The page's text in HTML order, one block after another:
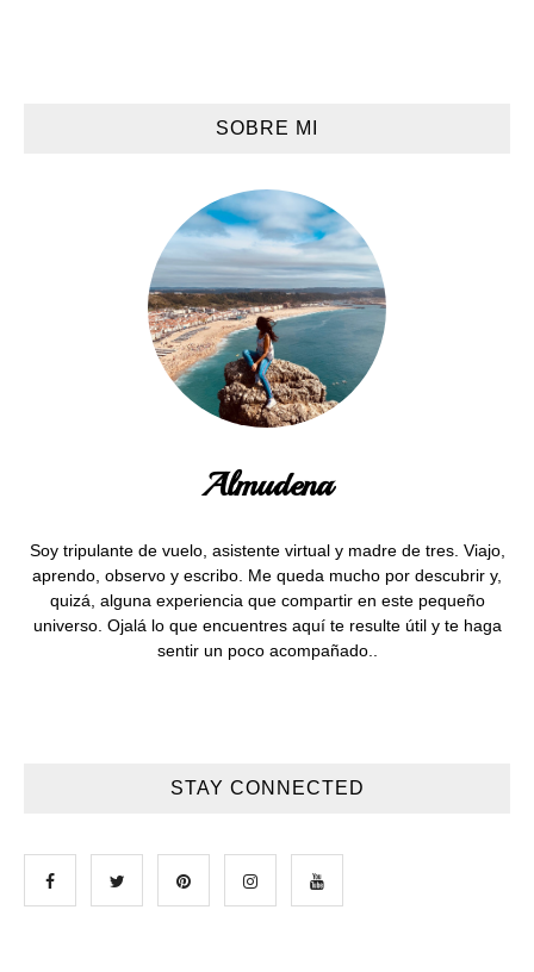
SOBRE MI
Almudena
Soy tripulante de vuelo, asistente virtual y madre de tres. Viajo,
aprendo, observo y escribo. Me queda mucho por descubrir y,
quizá, alguna experiencia que compartir en este pequeño
universo. Ojalá lo que encuentres aquí te resulte útil y te haga
sentir un poco acompañado..
STAY CONNECTED